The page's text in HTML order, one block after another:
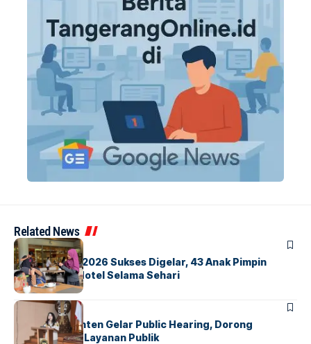
Related News
BERITAINDEX
GM For A Day 2026 Sukses Digelar, 43 Anak Pimpin
Operasional Hotel Selama Sehari
BANDARABERITA
Karantina Banten Gelar Public Hearing, Dorong
Transparansi Layanan Publik